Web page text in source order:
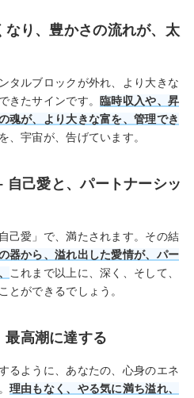
なり、豊かさの流れが、太
タルブロックが外れ、より大きな
きたサインです。 臨時収入や、昇
魂が、より大きな富を、管理でき
、宇宙が、告げています。
自己愛と、パートナーシッ
己愛」で、満たされます。その結
器から、溢れ出した愛情が、パー
これまで以上に、深く、そして、
とができるでしょう。
最高潮に達する
るように、あなたの、心身のエネ
理由もなく、やる気に満ち溢れ、